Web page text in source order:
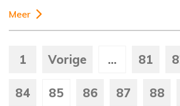
Meer
1 Vorige ... 81
84 85 86 87 88